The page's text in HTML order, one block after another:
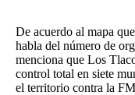
De acuerdo al mapa
habla del número de
menciona que Los
control total en siete
el territorio contra la